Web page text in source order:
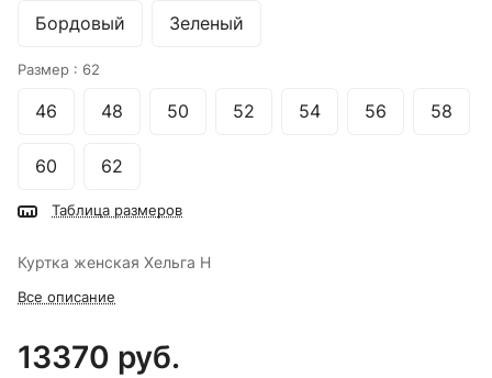
Бордовый Зеленый
Размер : 62
46 48 50 52 54 56 58
60 62
Таблица размеров
Куртка женская Хельга Н
Все описание
13370 руб.